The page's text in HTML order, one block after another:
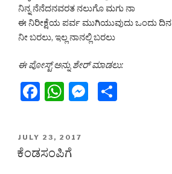
ನಿನ್ನ ನೆನೆದನವರತ ನಲುಗೊ ಮಗು ನಾ
ಈ ನಿರೀಕ್ಷೆಯ ಪರ್ವ ಮುಗಿಯುವುದು ಒಂದು ದಿನ
ನೀ ಬರಲು, ಇಲ್ಲ ನಾನಲ್ಲಿ ಬರಲು
ಈ ಪೋಸ್ಟ್ ಅನ್ನು ಶೇರ್ ಮಾಡಲು:
F
c
e
W
at
s
M
POSTED
ON
JULY 23, 2017
ಕೆಂಡಸಂಪಿಗೆ